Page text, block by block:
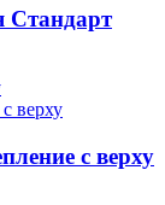
Стандарт
с верху